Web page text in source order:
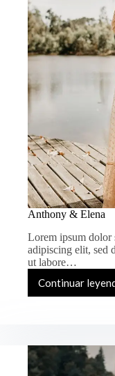
Anthony & Elena
Lorem ipsum dolor
adipiscing elit, sed
ut labore…
Continuar
&